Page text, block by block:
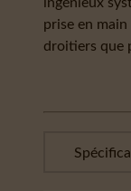
prise en
droitiers que